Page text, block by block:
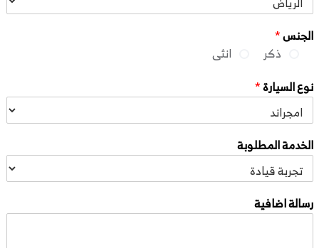
الجنس*
ذكر
انثى
نوع السيارة*
الخدمة المطلوبة
رسالة اضافية